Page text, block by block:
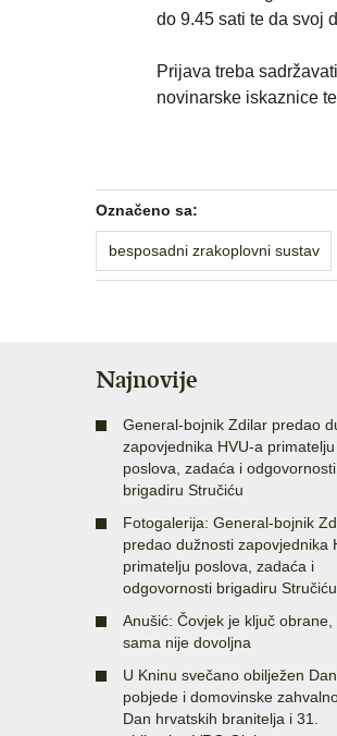
do 9.45 sati te da svoj
Prijava treba
novinarske iskaznice
Označeno sa:
besposadni zrakoplovni sustav
Najnovije
General-bojnik Zdilar predao
zapovjednika HVU-a primatelju
poslova, zadaća i odgovornosti
brigadiru Stručiću
Fotogalerija: General-bojnik
predao dužnosti zapovjednika
primatelju poslova, zadaća i
odgovornosti brigadiru Stručiću
Anušić: Čovjek je ključ obrane,
sama nije dovoljna
U Kninu svečano obilježen Dan
pobjede i domovinske
Dan hrvatskih branitelja i 31.